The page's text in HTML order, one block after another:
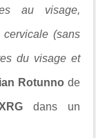
au visage,
(sans
du visage et
Rotunno de
dans un